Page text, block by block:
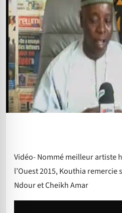
Vidéo- Nommé meilleur artiste
l’Ouest 2015, Kouthia remercie
Ndour et Cheikh Amar